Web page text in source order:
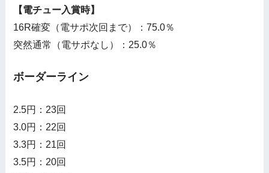
【電チュー入賞時】
16R確変（電サポ次回まで）：75.0％
突然通常（電サポなし）：25.0％
ボーダーライン
2.5円：23回
3.0円：22回
3.3円：21回
3.5円：20回